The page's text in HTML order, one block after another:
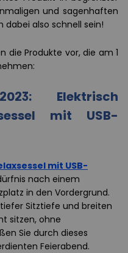
und sagenhaften
dabei also schnell sein!
die Produkte vor, die am 1
Elektrisch
mit USB-
mit USB-
nach einem
in den Vordergrund.
Sitztiefe und breiten
sitzen, ohne
Sie durch dieses
Feierabend.